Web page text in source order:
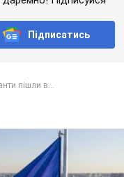
України та
про це не
та приспів пісні